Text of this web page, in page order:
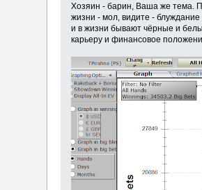
Хозяин - барин, Ваша же тема.
жизни - мол, видите -
и в жизни бывают чёрные и
карьеру и финансовое